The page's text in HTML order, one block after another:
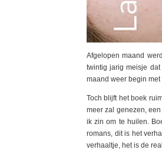
Afgelopen maand
twintig jarig meisje
maand weer begin met
Toch blijft het boek
meer zal genezen,
ik zin om te huilen.
romans, dit is het
verhaaltje, het is de